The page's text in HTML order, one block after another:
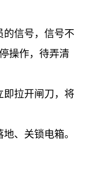
的信号，信号不
操作，待弄清
即拉开闸刀，将
、关锁电箱。